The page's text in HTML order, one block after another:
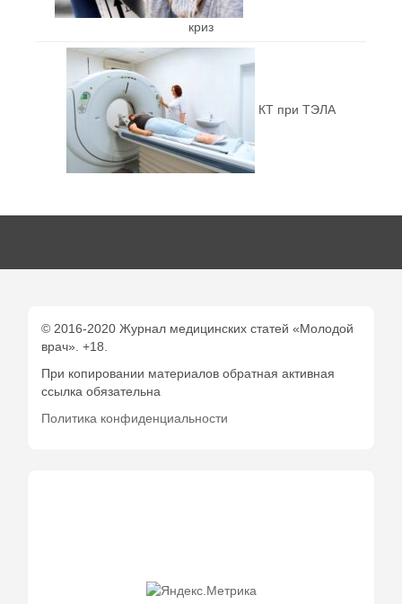
криз
КТ при ТЭЛА
© 2016-2020 Журнал медицинских статей «Молодой
врач». +18.
При копировании материалов обратная активная
ссылка обязательна
Политика конфиденциальности